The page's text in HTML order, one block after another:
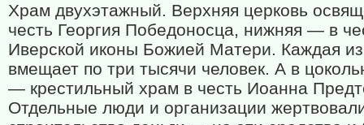
Храм двухэтажный. Верхняя церковь
честь Георгия Победоносца, нижняя — в
Иверской иконы Божией Матери. Каждая
вмещает по три тысячи человек. А в
— крестильный храм в честь Иоанна
Отдельные люди и организации